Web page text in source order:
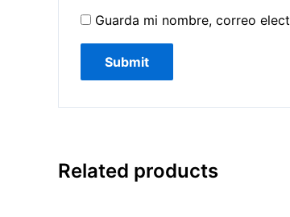
Guarda mi nombre, correo
Related products